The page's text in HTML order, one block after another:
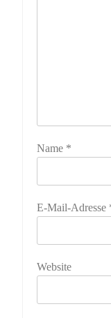
Name *
E-Mail-Adresse
Website